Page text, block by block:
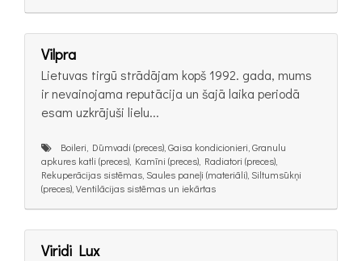
Vilpra
Lietuvas tirgū strādājam kopš 1992. gada, mums
ir nevainojama reputācija un šajā laika periodā
esam uzkrājuši lielu...
Boileri, Dūmvadi (preces), Gaisa kondicionieri, Granulu
apkures katli (preces), Kamīni (preces), Radiatori (preces),
Rekuperācijas sistēmas, Saules paneļi (materiāli), Siltumsūkņi
(preces), Ventilācijas sistēmas un iekārtas
Viridi Lux